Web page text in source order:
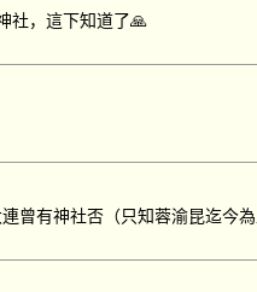
社，這下知道了🙏
連曾有神社否（只知蓉渝昆迄